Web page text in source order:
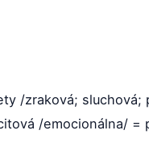
/zraková;
/emocionálna/ =